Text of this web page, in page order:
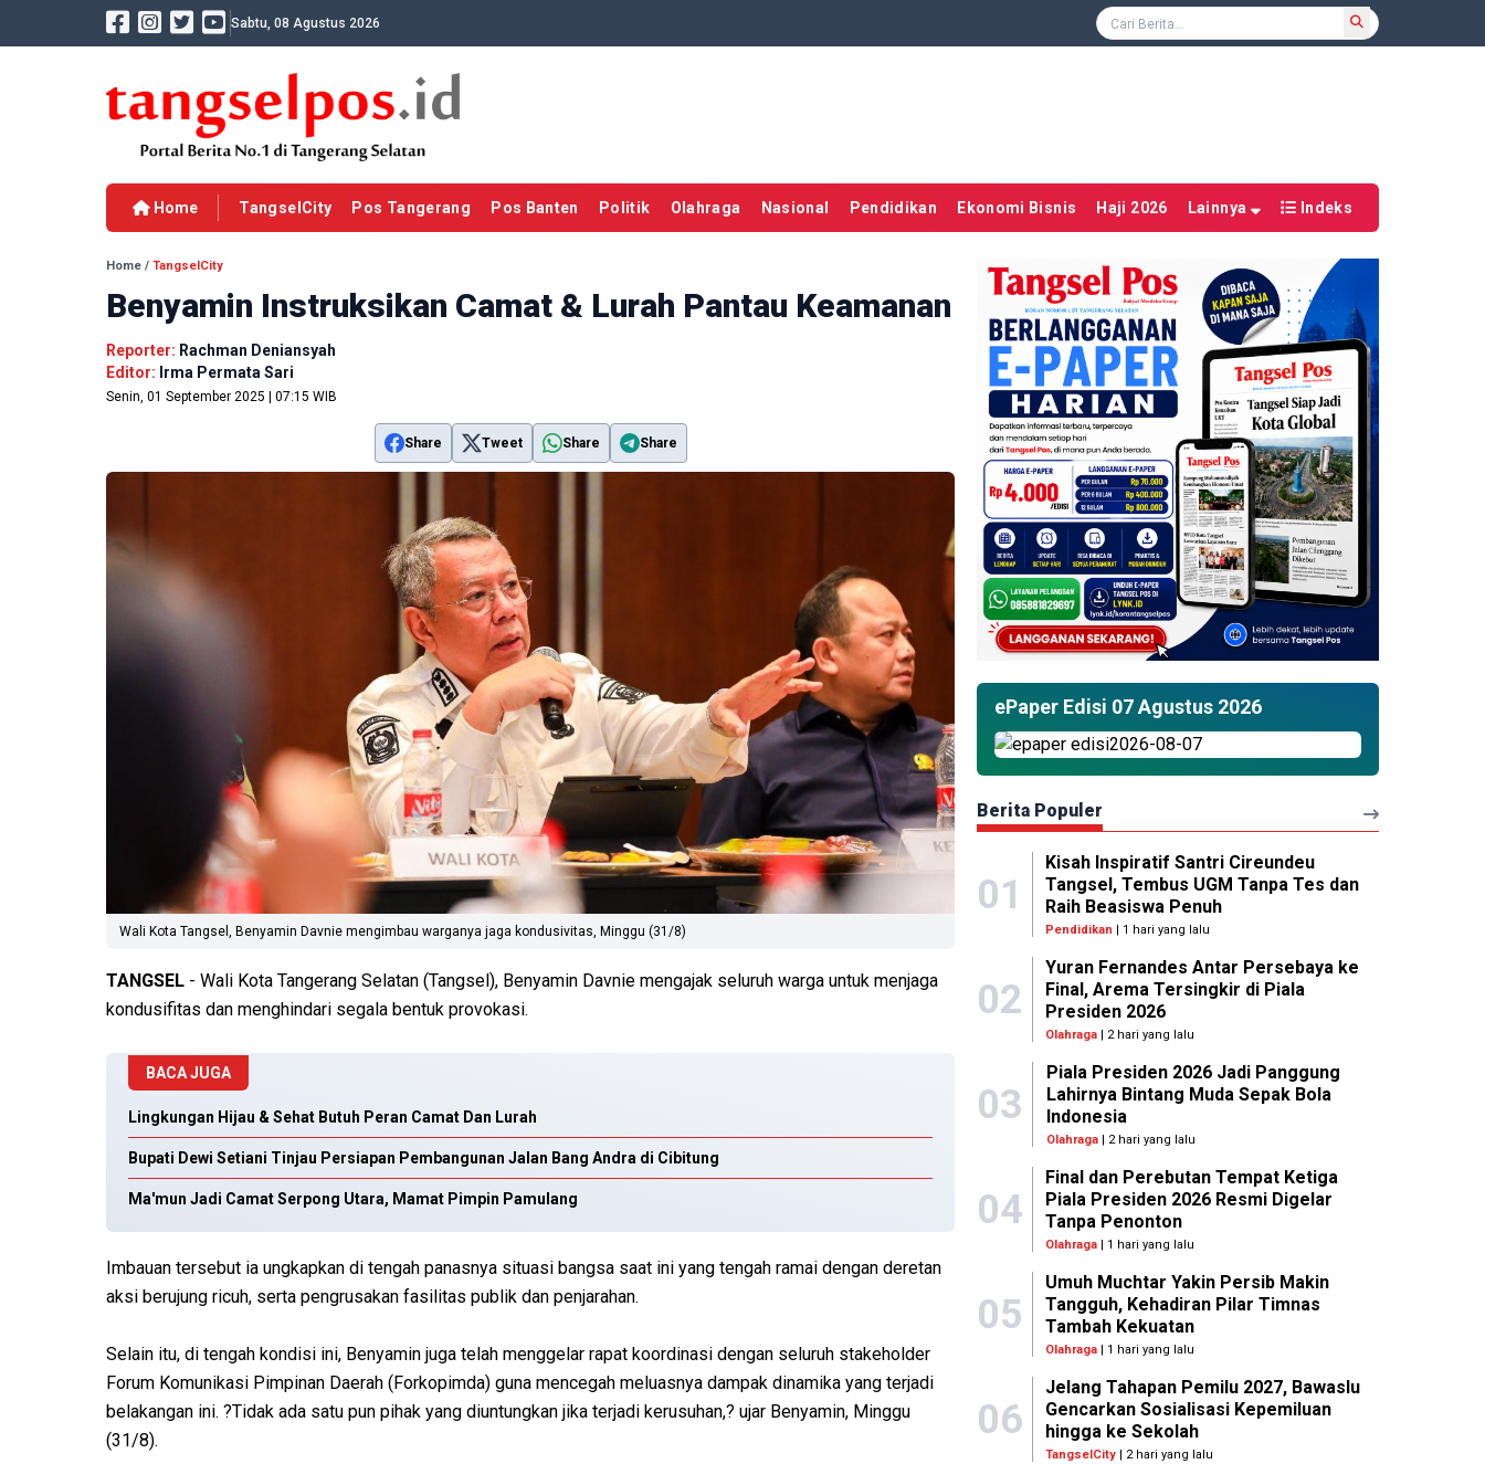
Sabtu, 08 Agustus 2026
Home TangselCity Pos Tangerang Pos Banten Politik Olahraga Nasional Pendidikan Ekonomi Bisnis Haji 2026 Lainnya Indeks
Home / TangselCity
Benyamin Instruksikan Camat & Lurah Pantau Keamanan
Reporter: Rachman Deniansyah
Editor: Irma Permata Sari
Senin, 01 September 2025 | 07:15 WIB
Share Tweet Share Share
Wali Kota Tangsel, Benyamin Davnie mengimbau warganya jaga kondusivitas, Minggu (31/8)
TANGSEL - Wali Kota Tangerang Selatan (Tangsel), Benyamin Davnie mengajak seluruh warga untuk menjaga
kondusifitas dan menghindari segala bentuk provokasi.
BACA JUGA
Lingkungan Hijau & Sehat Butuh Peran Camat Dan Lurah
Bupati Dewi Setiani Tinjau Persiapan Pembangunan Jalan Bang Andra di Cibitung
Ma'mun Jadi Camat Serpong Utara, Mamat Pimpin Pamulang
Imbauan tersebut ia ungkapkan di tengah panasnya situasi bangsa saat ini yang tengah ramai dengan deretan
aksi berujung ricuh, serta pengrusakan fasilitas publik dan penjarahan.
Selain itu, di tengah kondisi ini, Benyamin juga telah menggelar rapat koordinasi dengan seluruh stakeholder
Forum Komunikasi Pimpinan Daerah (Forkopimda) guna mencegah meluasnya dampak dinamika yang terjadi
belakangan ini. ?Tidak ada satu pun pihak yang diuntungkan jika terjadi kerusuhan,? ujar Benyamin, Minggu
(31/8).
ePaper Edisi 07 Agustus 2026
Berita Populer
01
Kisah Inspiratif Santri Cireundeu
Tangsel, Tembus UGM Tanpa Tes dan
Raih Beasiswa Penuh
Pendidikan | 1 hari yang lalu
02
Yuran Fernandes Antar Persebaya ke
Final, Arema Tersingkir di Piala
Presiden 2026
Olahraga | 2 hari yang lalu
03
Piala Presiden 2026 Jadi Panggung
Lahirnya Bintang Muda Sepak Bola
Indonesia
Olahraga| 2 hari yang lalu
04
Final dan Perebutan Tempat Ketiga
Piala Presiden 2026 Resmi Digelar
Tanpa Penonton
Olahraga | 1 hari yang lalu
05
Umuh Muchtar Yakin Persib Makin
Tangguh, Kehadiran Pilar Timnas
Tambah Kekuatan
Olahraga | 1 hari yang lalu
06
Jelang Tahapan Pemilu 2027, Bawaslu
Gencarkan Sosialisasi Kepemiluan
hingga ke Sekolah
TangselCity | 2 hari yang lalu